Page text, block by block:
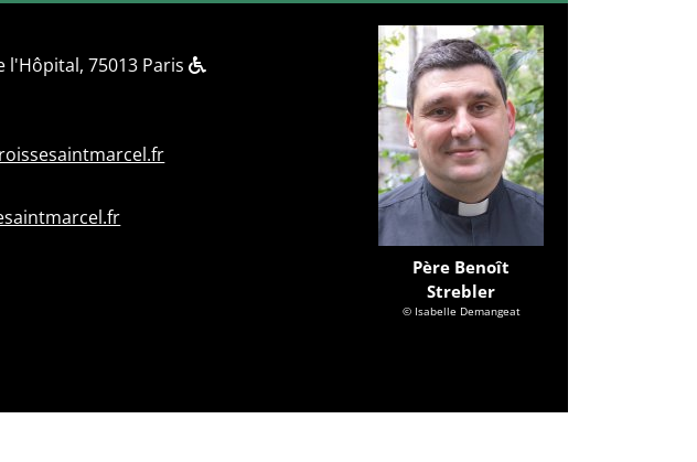
l'Hôpital, 75013 Paris
Père Benoît
Strebler
© Isabelle Demangeat